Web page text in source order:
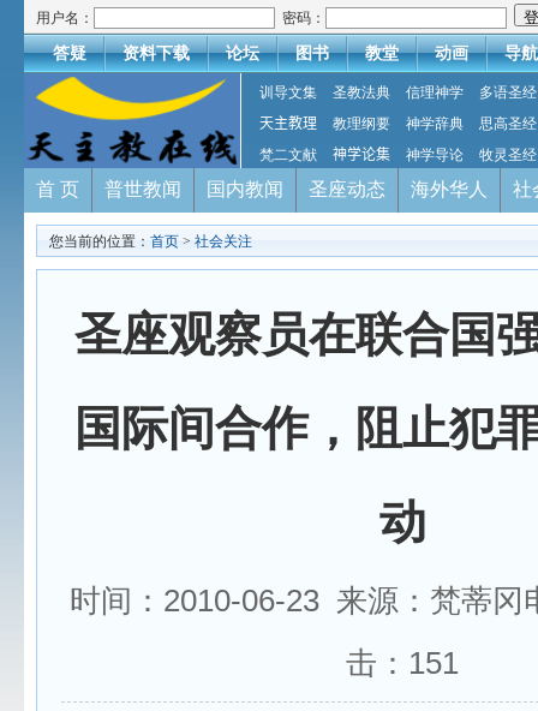
用户名： 密码：
答疑 资料下载 论坛 图书 教堂 动画 导航
训导文集 圣教法典 信理神学
多语圣经
天主教理
教理纲要 神学辞典
思高圣经
梵二文献
神学论集 神学导论 牧灵圣经
首 页 普世教闻 国内教闻 圣座动态 海外华人 社
您当前的位置： 首页 > 社会关注
圣座观察员在联合国
国际间合作，阻止犯
动
时间：2010-06-23 来源：梵蒂
击： 151